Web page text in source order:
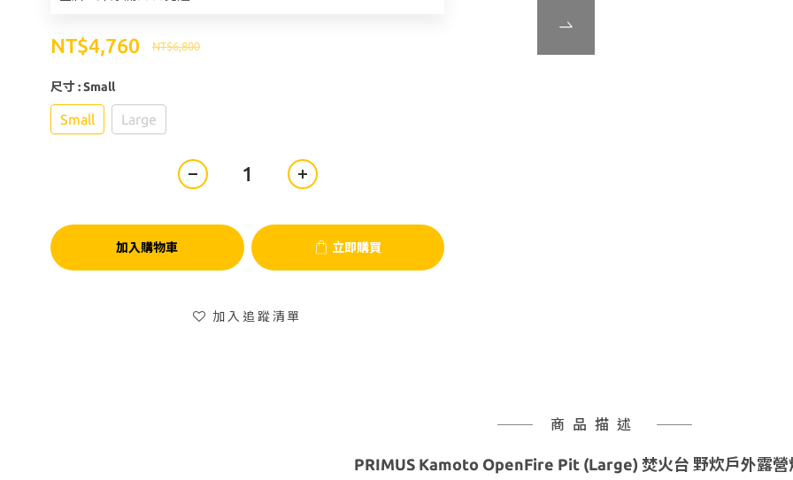
NT$6,800
NT$4,760
尺寸: Small
Small Large
加入購物車 立即購買
加入追蹤清單
商品描述
PRIMUS Kamoto OpenFire Pit (Large) 焚火台 野炊戶外露營